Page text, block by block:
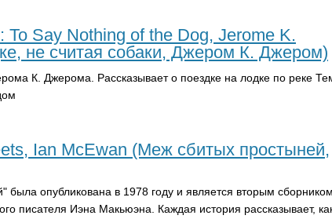
To Say Nothing of the Dog, Jerome K.
не считая собаки, Джером К. Джером)
К. Джерома. Рассказывает о поездке на лодке по реке
Ian McEwan (Меж сбитых простыней,
была опубликована в 1978 году и является вторым
писателя Иэна Макьюэна. Каждая история рассказывает,